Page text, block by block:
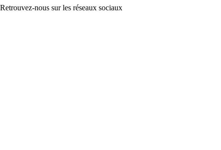
Retrouvez-nous sur les réseaux sociaux